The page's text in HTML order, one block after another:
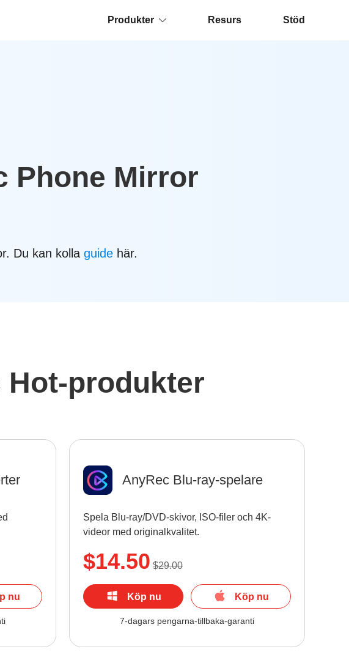
Produkter Resurs Stöd
Phone Mirror
Du kan kolla guidehär.
Hot-produkter
nu
AnyRec Blu-ray-spelare
Spela Blu-ray/DVD-skivor, ISO-filer och 4K-
videor med originalkvalitet.
$14.50 $29.00
Köp nu Köp nu
7-dagars pengarna-tillbaka-garanti